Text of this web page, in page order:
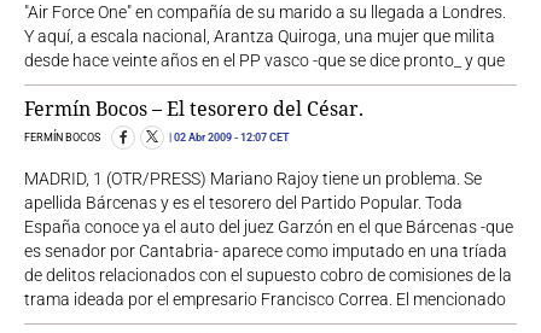
"Air Force One" en compañía de su marido a su llegada a Londres.
Y aquí, a escala nacional, Arantza Quiroga, una mujer que milita
desde hace veinte años en el PP vasco -que se dice pronto_ y que
Fermín Bocos – El tesorero del César.
FERMÍN BOCOS 02 Abr 2009 - 12:07 CET
MADRID, 1 (OTR/PRESS) Mariano Rajoy tiene un problema. Se
apellida Bárcenas y es el tesorero del Partido Popular. Toda
España conoce ya el auto del juez Garzón en el que Bárcenas -que
es senador por Cantabria- aparece como imputado en una tríada
de delitos relacionados con el supuesto cobro de comisiones de la
trama ideada por el empresario Francisco Correa. El mencionado